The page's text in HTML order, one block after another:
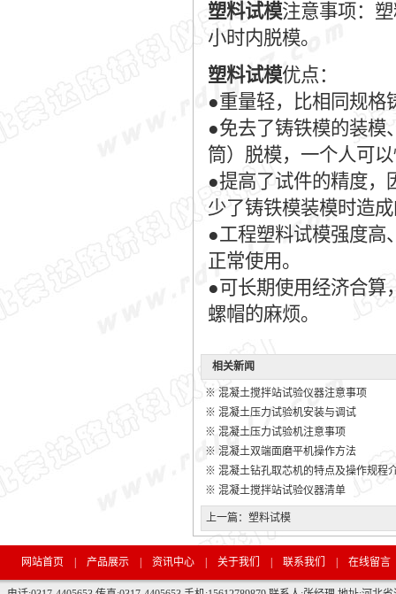
塑料试模注意事项：
小时内脱模。
塑料试模优点：
●重量轻，比相同规格
●免去了铸铁模的装模
筒）脱模，一个人可
●提高了试件的精度，
少了铸铁模装模时造
●工程塑料试模强度高
正常使用。
●可长期使用经济合算
螺帽的麻烦。
相关新闻
※ 混凝土搅拌站试验仪器注意事项
※ 混凝土压力试验机安装与调试
※ 混凝土压力试验机注意事项
※ 混凝土双端面磨平机操作方法
※ 混凝土钻孔取芯机的特点及操作规程
※ 混凝土搅拌站试验仪器清单
上一篇： 塑料试模
网站首页 产品展示 资讯中心 关于我们 联系我们 在线留言